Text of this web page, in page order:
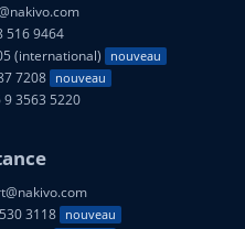
516 9464
(international) nouveau
7208 nouveau
3563 5220
3118 nouveau